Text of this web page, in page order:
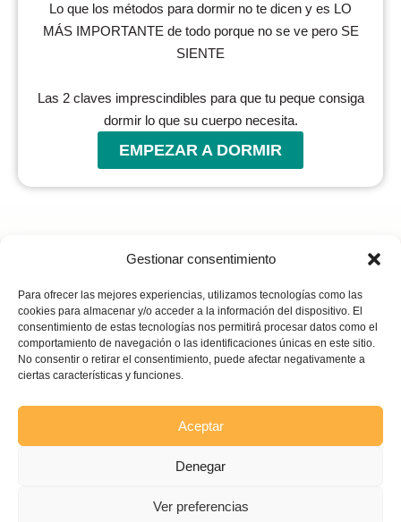
Gestionar consentimiento
Para ofrecer las mejores experiencias, utilizamos tecnologías como las
cookies para almacenar y/o acceder a la información del dispositivo. El
consentimiento de estas tecnologías nos permitirá procesar datos como el
comportamiento de navegación o las identificaciones únicas en este sitio.
No consentir o retirar el consentimiento, puede afectar negativamente a
ciertas características y funciones.
Aceptar
Denegar
Ver preferencias
Lo que los métodos para dormir no te dicen y es LO
MÁS IMPORTANTE de todo porque no se ve pero SE
SIENTE
Las 2 claves imprescindibles para que tu peque consiga
dormir lo que su cuerpo necesita.
EMPEZAR A DORMIR
SERVICIOS
Sueño adulto
| Política de privacidad |Política de cookies